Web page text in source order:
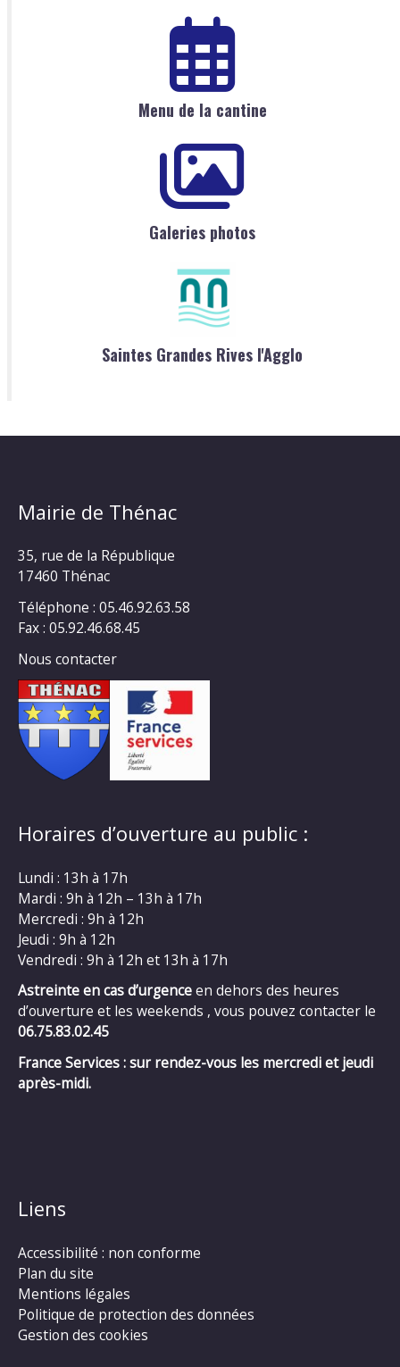
Menu de la cantine
Galeries photos
Saintes Grandes Rives l'Agglo
Mairie de Thénac
35, rue de la République
17460 Thénac
Téléphone : 05.46.92.63.58
Fax : 05.92.46.68.45
Nous contacter
Horaires d’ouverture au public :
Lundi : 13h à 17h
Mardi : 9h à 12h – 13h à 17h
Mercredi : 9h à 12h
Jeudi : 9h à 12h
Vendredi : 9h à 12h et 13h à 17h
Astreinte en cas d’urgenceen dehors des heures
d’ouverture et les weekends , vous pouvez contacter le
06.75.83.02.45
France Services : sur rendez-vous les mercredi et jeudi
après-midi.
Liens
Accessibilité : non conforme
Plan du site
Mentions légales
Politique de protection des données
Gestion des cookies